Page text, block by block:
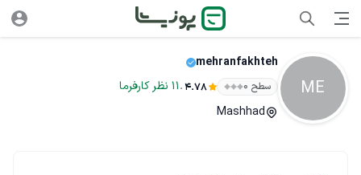
ME
mehranfakhteh
سطح ۰ 4.78
.
11 نظر کارفرما
Mashhad